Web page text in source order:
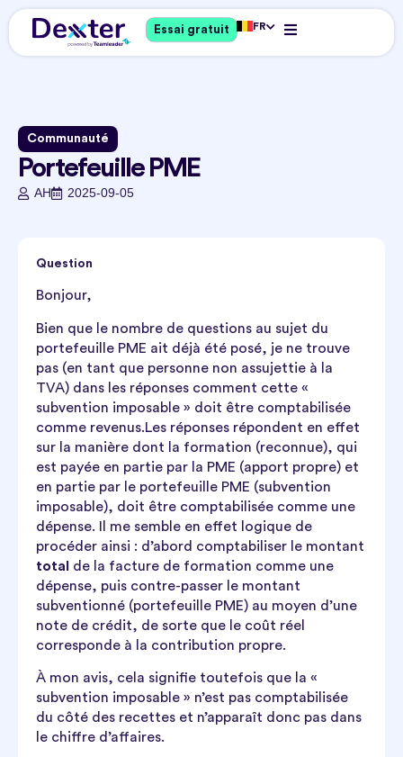
Essai gratuit FR
Communauté
Portefeuille PME
AH 2025-09-05
Question
Bonjour,
Bien que le nombre de questions au sujet du
portefeuille PME ait déjà été posé, je ne trouve
pas (en tant que personne non assujettie à la
TVA) dans les réponses comment cette «
subvention imposable » doit être comptabilisée
comme revenus.Les réponses répondent en effet
sur la manière dont la formation (reconnue), qui
est payée en partie par la PME (apport propre) et
en partie par le portefeuille PME (subvention
imposable), doit être comptabilisée comme une
dépense. Il me semble en effet logique de
procéder ainsi : d’abord comptabiliser le montant
total
de la facture de formation comme une
dépense, puis contre-passer le montant
subventionné (portefeuille PME) au moyen d’une
note de crédit, de sorte que le coût réel
corresponde à la contribution propre.
À mon avis, cela signifie toutefois que la «
subvention imposable » n’est pas comptabilisée
du côté des recettes et n’apparaît donc pas dans
le chiffre d’affaires.